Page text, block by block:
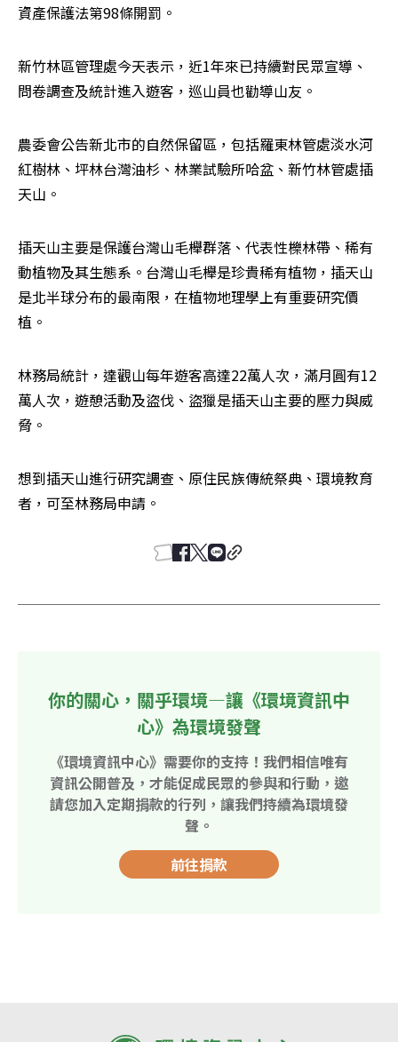
資產保護法第98條開罰。
新竹林區管理處今天表示，近1年來已持續對民眾宣導、
問卷調查及統計進入遊客，巡山員也勸導山友。
農委會公告新北市的自然保留區，包括羅東林管處淡水河
紅樹林、坪林台灣油杉、林業試驗所哈盆、新竹林管處插
天山。
插天山主要是保護台灣山毛櫸群落、代表性櫟林帶、稀有
動植物及其生態系。台灣山毛櫸是珍貴稀有植物，插天山
是北半球分布的最南限，在植物地理學上有重要研究價
植。
林務局統計，達觀山每年遊客高達22萬人次，滿月圓有12
萬人次，遊憩活動及盜伐、盜獵是插天山主要的壓力與威
脅。
想到插天山進行研究調查、原住民族傳統祭典、環境教育
者，可至林務局申請。
你的關心，關乎環境—讓《環境資訊中
心》為環境發聲
《環境資訊中心》需要你的支持！我們相信唯有
資訊公開普及，才能促成民眾的參與和行動，邀
請您加入定期捐款的行列，讓我們持續為環境發
聲。
前往捐款